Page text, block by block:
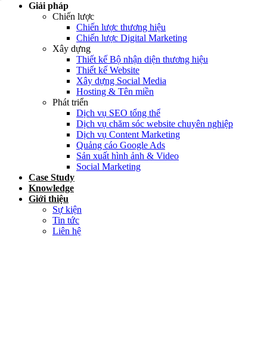
Giải pháp
Chiến lược
Chiến lược thương hiệu
Chiến lược Digital Marketing
Xây dựng
Thiết kế Bộ nhận diện thương hiệu
Thiết kế Website
Xây dựng Social Media
Hosting & Tên miền
Phát triển
Dịch vụ SEO tổng thể
Dịch vụ chăm sóc website chuyên nghiệp
Dịch vụ Content Marketing
Quảng cáo Google Ads
Sản xuất hình ảnh & Video
Social Marketing
Case Study
Knowledge
Giới thiệu
Sự kiện
Tin tức
Liên hệ